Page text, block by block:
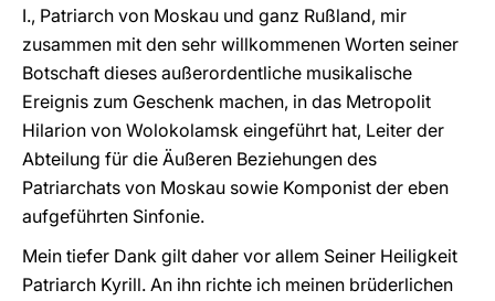
I., Patriarch von Moskau und ganz Rußland, mir
zusammen mit den sehr willkommenen Worten seiner
Botschaft dieses außerordentliche musikalische
Ereignis zum Geschenk machen, in das Metropolit
Hilarion von Wolokolamsk eingeführt hat, Leiter der
Abteilung für die Äußeren Beziehungen des
Patriarchats von Moskau sowie Komponist der eben
aufgeführten Sinfonie.
Mein tiefer Dank gilt daher vor allem Seiner Heiligkeit
Patriarch Kyrill. An ihn richte ich meinen brüderlichen